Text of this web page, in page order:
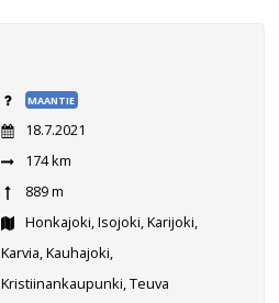
MAANTIE
18.7.2021
174 km
889 m
Honkajoki, Isojoki, Karijoki,
Karvia, Kauhajoki,
Kristiinankaupunki, Teuva